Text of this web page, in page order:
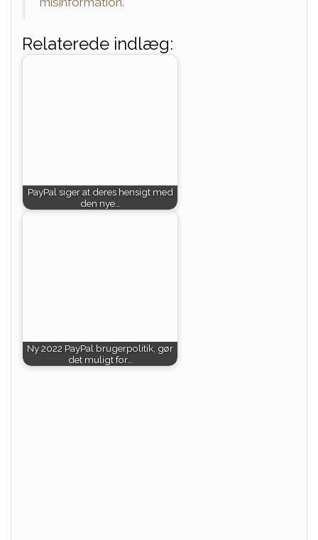
Relaterede indlæg:
PayPal siger at deres hensigt med
den nye…
Ny 2022 PayPal brugerpolitik, gør
det muligt for…